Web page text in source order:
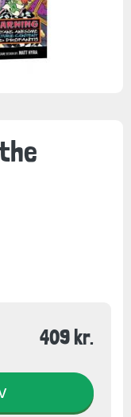
409 kr.